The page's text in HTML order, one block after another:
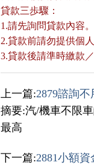
貸款三歩驟：
1.請先詢問貸款內容。
2.貸款前請勿提供個
3.貸款後請準時繳款
上一篇:2879諮詢
摘要:汽/機車不限
最高
下一篇:2881小額